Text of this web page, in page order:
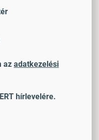
az adatkezelési
hírlevelére.